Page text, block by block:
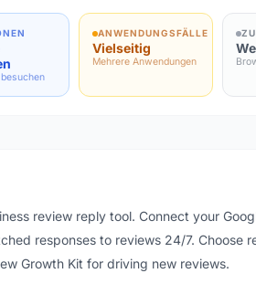
ANWENDUNGSFÄLLE
Vielseitig
Mehrere Anwendungen
review reply tool. Connect your
responses to reviews 24/7. Choose
Growth Kit for driving new reviews.